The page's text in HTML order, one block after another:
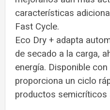
características
Fast Cycle.
Eco Dry + adapta
de secado a la carga,
energía. Disponible
proporciona un ciclo
productos semicríticos